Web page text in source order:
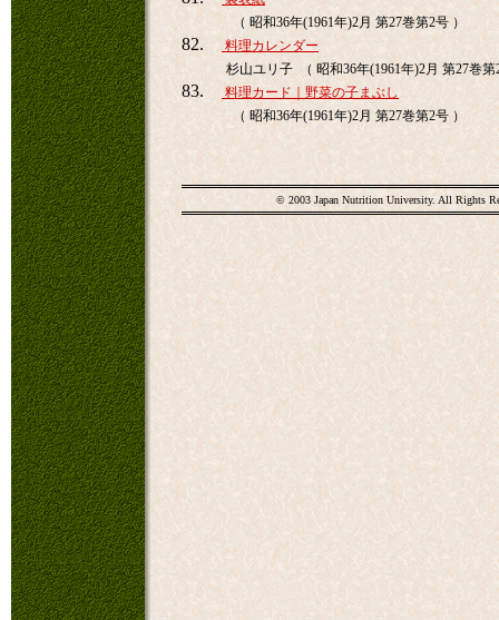
（ 昭和36年(1961年)2月 第27巻第2号 ）
82.
料理カレンダー
杉山ユリ子 （ 昭和36年(1961年)2月 第27巻第
83.
料理カード｜野菜の子まぶし
（ 昭和36年(1961年)2月 第27巻第2号 ）
© 2003 Japan Nutrition University. All Rights